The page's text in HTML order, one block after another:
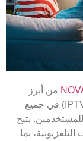
) من أبرز
مقدمي خدمات البث التلفزيوني عبر الإنترنت (IPTV) في جميع
يتيح
بما